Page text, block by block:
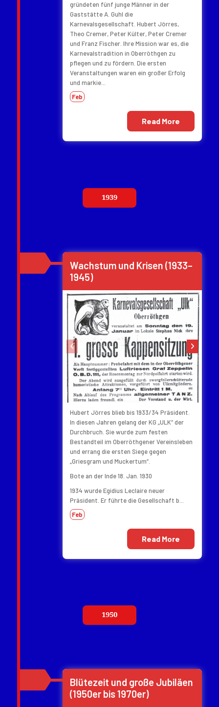
gründeten fünf junge Männer in der
Gaststätte A. Guhl die
Karnevalsgesellschaft. Hubert Jörres,
Theo Cremer, Peter Külter, Peter Cremer
und Franz Fischer. Ihre Mission war es, die
Karnevalstradition in Oberröthgen zu
pflegen und zu fördern. Die ersten
Veranstaltungen waren ein großer Erfolg
und markie...
Feb
Read More
1939
Wachstum und Krisen (1933–
1945)
‹ ›
Hubert Jörres blieb bis 1933/34 Präsident.
In diesen Jahren gelang der KG „ULK“ der
Durchbruch. Sie wurde zum festen
Bestandteil im Oberröthgener Vereinsleben
und errang die ersten Siege gegen
„Griesgram und Muckertum“.
Bote an der Inde 18. Jan. 1930
1934 wurde Egidius Leclaire neuer
Präsident. Er führte die Gesellschaft b...
Feb
Read More
1950
Blütezeit und große Jubiläen
(1950er bis 1970er)